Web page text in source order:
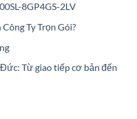
8GP4GS-2LV
Ty Trọn Gói?
Từ giao tiếp cơ bản đến